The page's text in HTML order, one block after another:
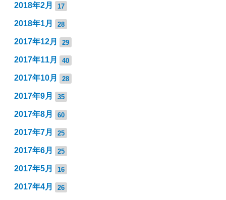
2018年2月 17
2018年1月 28
2017年12月 29
2017年11月 40
2017年10月 28
2017年9月 35
2017年8月 60
2017年7月 25
2017年6月 25
2017年5月 16
2017年4月 26